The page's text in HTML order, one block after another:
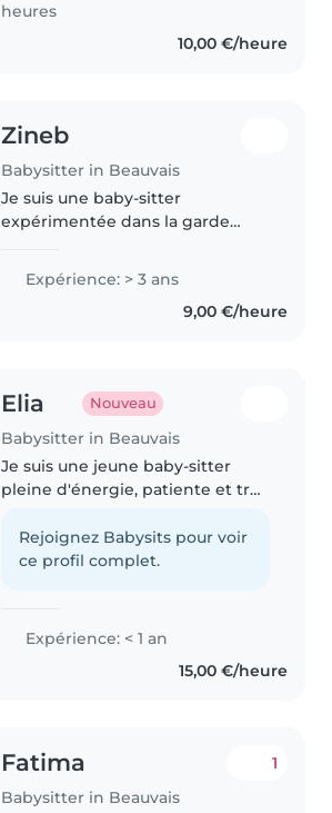
heures
10,00 €/heure
Zineb
Babysitter in Beauvais
Je suis une baby-sitter
expérimentée dans la garde
bébés aux adolescents. Avec
mes 3 années d'expérience, je
suis capable de m'occuper de
Expérience: > 3 ans
9,00 €/heure
Elia Nouveau
Babysitter in Beauvais
Je suis une jeune baby-sitter
pleine d'énergie, patiente et très
secours en poche, j'aime jouer et
proposer des activités manuelles
Rejoignez Babysits pour voir
ce profil complet.
Expérience: < 1 an
15,00 €/heure
Fatima
Babysitter in Beauvais
1